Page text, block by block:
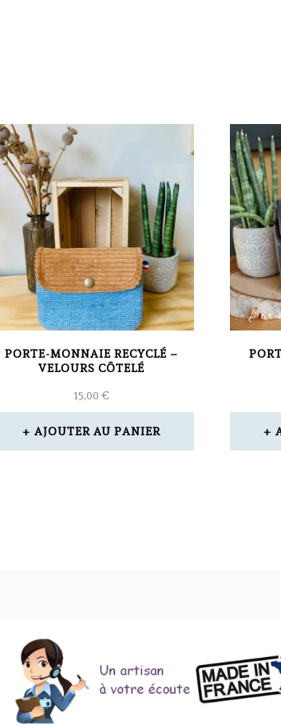
PORTE-MONNAIE RECYCLÉ –
VELOURS CÔTELÉ
15,00 €
AJOUTER AU PANIER